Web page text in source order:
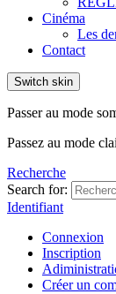
Cinéma
Les
Contact
Switch skin
Passer au mode
Passez au mode
Recherche
Search for:
Identifiant
Connexion
Inscription
Créer un